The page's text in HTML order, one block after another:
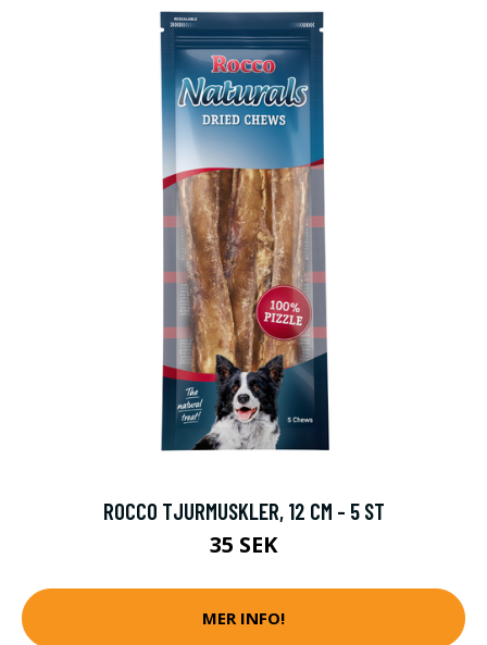
ROCCO TJURMUSKLER, 12 CM - 5 ST
35 SEK
MER INFO!